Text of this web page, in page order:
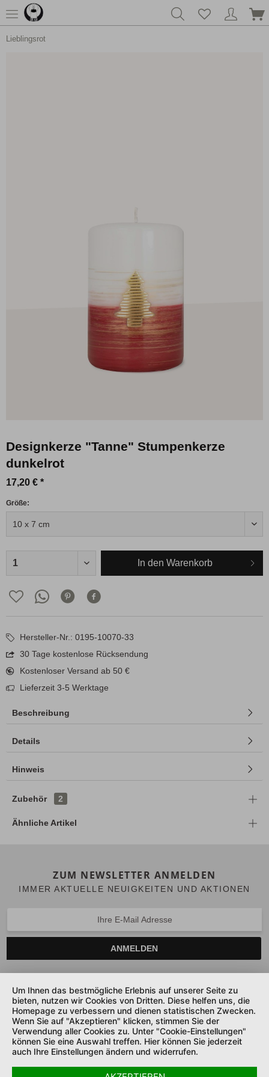
Lieblingsrot
Designkerze "Tanne" Stumpenkerze
dunkelrot
17,20 € *
Größe:
In den Warenkorb
Hersteller-Nr.: 0195-10070-33
30 Tage kostenlose Rücksendung
Kostenloser Versand ab 50 €
Lieferzeit 3-5 Werktage
Beschreibung
Details
Hinweis
Zubehör 2
Ähnliche Artikel
ZUM NEWSLETTER ANMELDEN
IMMER AKTUELLE NEUIGKEITEN UND AKTIONEN
ANMELDEN
SERVICE HOTLINE
UNTERNEHMEN
SHOP SERVICE
Um Ihnen das bestmögliche Erlebnis auf unserer Seite zu
bieten, nutzen wir Cookies von Dritten. Diese helfen uns, die
Homepage zu verbessern und dienen statistischen Zwecken.
Wenn Sie auf "Akzeptieren" klicken, stimmen Sie der
Verwendung aller Cookies zu. Unter "Cookie-Einstellungen"
können Sie eine Auswahl treffen. Hier können Sie jederzeit
auch Ihre Einstellungen ändern und widerrufen.